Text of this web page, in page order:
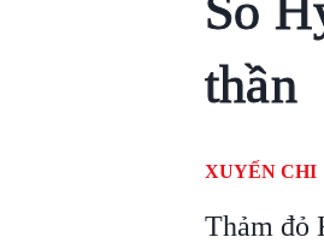
thần
XUYẾN CHI
Thảm đỏ